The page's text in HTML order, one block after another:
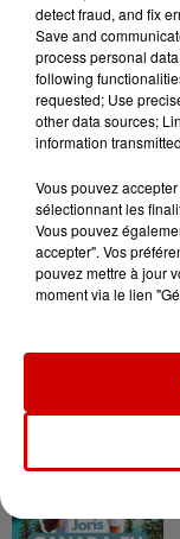
Podcasts
detect fraud, and fix
Save and
process personal
following
requested; Use
other data sources;
information
Vous pouvez
sélectionnant les
Vous pouvez
accepter". Vos
pouvez mettre à jour
moment via le lien